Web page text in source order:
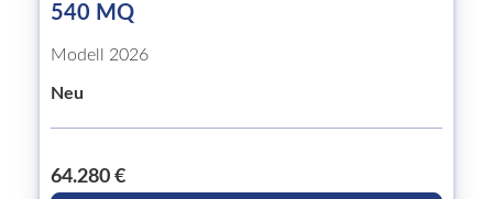
540 MQ
Modell 2026
Neu
64.280 €